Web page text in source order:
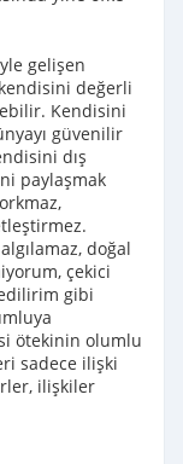
gelişen
değerli
Kendisini
güvenilir
dış
paylaşmak
doğal
çekici
gibi
ötekinin olumlu
sadece ilişki
ilişkiler